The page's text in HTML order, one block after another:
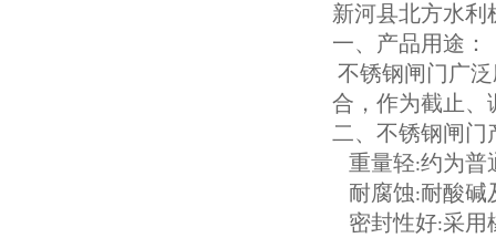
新河县北方水利
一、产品用途：
不锈钢闸门广
合，作为截止、
二、不锈钢闸门
重量轻:约为普
耐腐蚀:耐酸碱
密封性好:采用